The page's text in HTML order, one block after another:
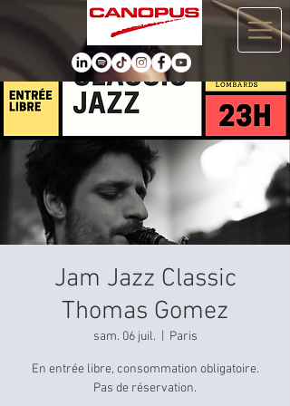
Jam Jazz Classic
Thomas Gomez
sam. 06 juil. Paris
En entrée libre, consommation obligatoire.
Pas de réservation.